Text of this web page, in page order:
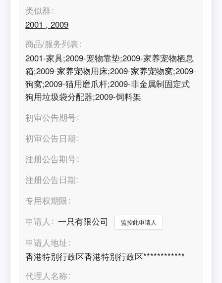
类似群
2001 ,2009
商品/服务列表
2001-家具;2009-宠物靠垫;2009-家养宠物栖息
箱;2009-家养宠物用床;2009-家养宠物窝;2009-
狗窝;2009-猫用磨爪杆;2009-非金属制固定式
狗用垃圾袋分配器;2009-饲料架
初审公告期号
初审公告日期
注册公告期号
注册公告日期
专用权期限
申请人
一只有限公司 监控此申请人
申请人地址
香港特别行政区香港特别行政区************
代理人名称